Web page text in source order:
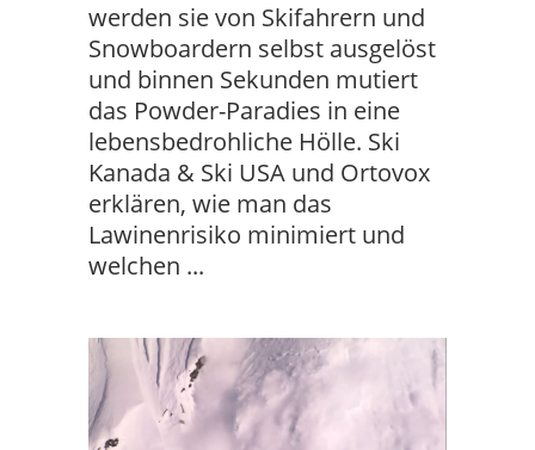
werden sie von Skifahrern und
Snowboardern selbst ausgelöst
und binnen Sekunden mutiert
das Powder-Paradies in eine
lebensbedrohliche Hölle. Ski
Kanada & Ski USA und Ortovox
erklären, wie man das
Lawinenrisiko minimiert und
welchen